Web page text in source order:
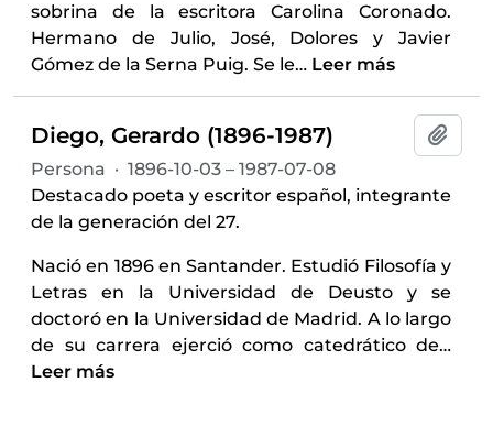
sobrina de la escritora Carolina Coronado.
Hermano de Julio, José, Dolores y Javier
Gómez de la Serna Puig. Se le… Leer más
Diego, Gerardo (1896-1987)
Persona · 1896-10-03 – 1987-07-08
Destacado poeta y escritor español, integrante
de la generación del 27.
Nació en 1896 en Santander. Estudió Filosofía y
Letras en la Universidad de Deusto y se
doctoró en la Universidad de Madrid. A lo largo
de su carrera ejerció como catedrático de…
Leer más